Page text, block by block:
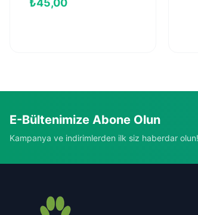
₺45,00
E-Bültenimize Abone Olun
Kampanya ve indirimlerden ilk siz haberdar olun!